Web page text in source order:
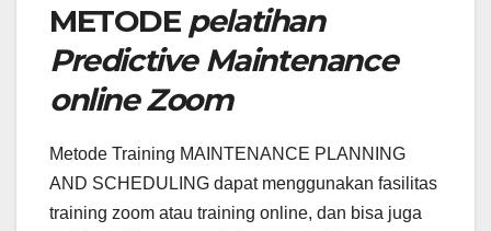
METODE pelatihan
Predictive Maintenance
online Zoom
Metode Training MAINTENANCE PLANNING
AND SCHEDULING dapat menggunakan fasilitas
training zoom atau training online, dan bisa juga